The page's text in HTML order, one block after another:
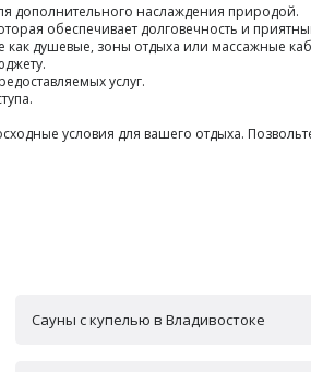
дополнительного наслаждения природой.
обеспечивает долговечность и
как душевые, зоны отдыха или массажные
услуг.
условия для вашего отдыха.
Сауны с купелью в Владивостоке